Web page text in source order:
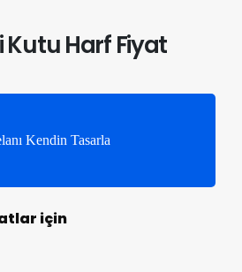
Kutu Harf Fiyat
Kendin Tasarla
için